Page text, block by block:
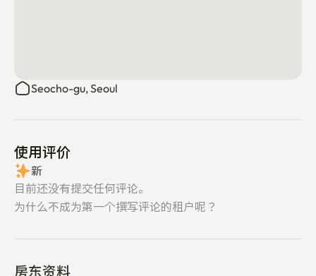
Seocho-gu, Seoul
使用评价
新
目前还没有提交任何评论。
为什么不成为第一个撰写评论的租户呢？
房东资料